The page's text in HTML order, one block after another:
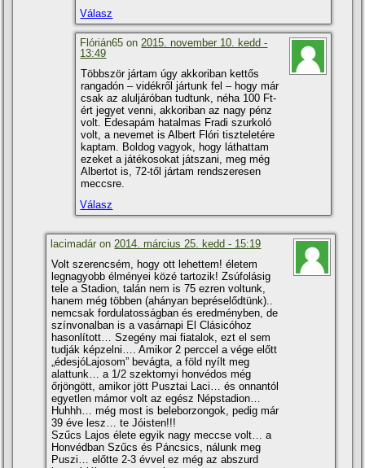
Válasz
Flórián65 on2015. november 10. kedd -
13:49
Többször jártam úgy akkoriban kettős
rangadón – vidékről jártunk fel – hogy már
csak az aluljáróban tudtunk, néha 100 Ft-
ért jegyet venni, akkoriban az nagy pénz
volt. Édesapám hatalmas Fradi szurkoló
volt, a nevemet is Albert Flóri tiszteletére
kaptam. Boldog vagyok, hogy láthattam
ezeket a játékosokat játszani, meg még
Albertot is, 72-től jártam rendszeresen
meccsre.
Válasz
lacimadár on 2014. március 25. kedd - 15:19
Volt szerencsém, hogy ott lehettem! életem
legnagyobb élményei közé tartozik! Zsúfolásig
tele a Stadion, talán nem is 75 ezren voltunk,
hanem még többen (ahányan bepréselődtünk)..
nemcsak fordulatosságban és eredményben, de
szí­nvonalban is a vasárnapi El Clásicóhoz
hasonlí­tott… Szegény mai fiatalok, ezt el sem
tudják képzelni…. Amikor 2 perccel a vége előtt
„édesjóLajosom” bevágta, a föld nyí­lt meg
alattunk… a 1/2 szektornyi honvédos még
őrjöngött, amikor jött Pusztai Laci… és onnantól
egyetlen mámor volt az egész Népstadion…
Huhhh… még most is beleborzongok, pedig már
39 éve lesz… te Jóisten!!!
Szűcs Lajos élete egyik nagy meccse volt… a
Honvédban Szűcs és Páncsics, nálunk meg
Puszi… előtte 2-3 évvel ez még az abszurd